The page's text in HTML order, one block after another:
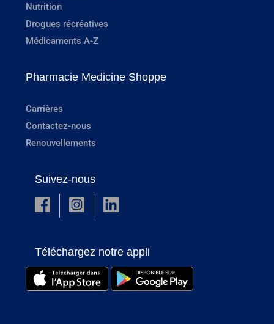
Nutrition
Drogues récréatives
Médicaments A-Z
Pharmacie Medicine Shoppe
Carrières
Contactez-nous
Renouvellements
Suivez-nous
Téléchargez notre appli